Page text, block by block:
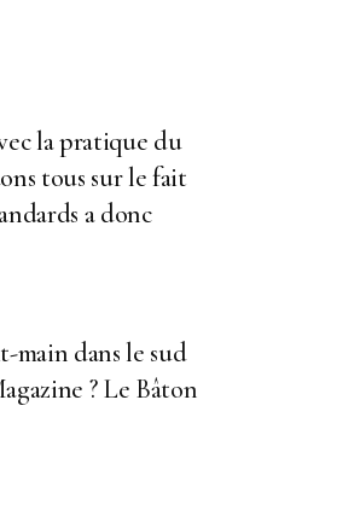
la pratique du
tous sur le fait
a donc
main dans le sud
? Le Bâton